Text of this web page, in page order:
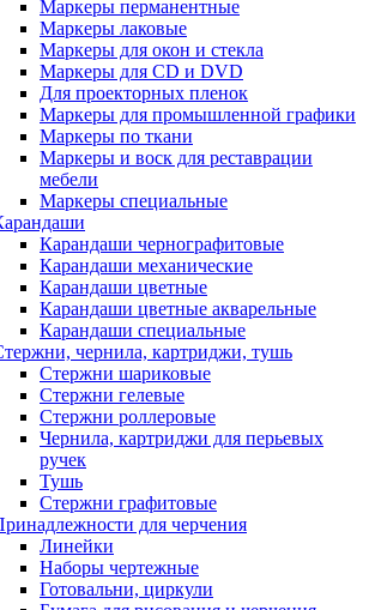
Маркеры перманентные
Маркеры лаковые
Маркеры для окон и стекла
Маркеры для CD и DVD
Для проекторных пленок
Маркеры для промышленной графики
Маркеры по ткани
Маркеры и воск для реставрации
мебели
Маркеры специальные
Карандаши чернографитовые
Карандаши механические
Карандаши цветные
Карандаши цветные акварельные
Карандаши специальные
чернила, картриджи, тушь
Стержни шариковые
Стержни гелевые
Стержни роллеровые
Чернила, картриджи для перьевых
ручек
Тушь
Стержни графитовые
для черчения
Линейки
Наборы чертежные
Готовальни, циркули